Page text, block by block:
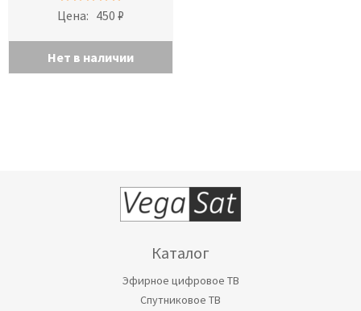
Цена: 450 ₽
Нет в наличии
Каталог
Эфирное цифровое ТВ
Спутниковое ТВ